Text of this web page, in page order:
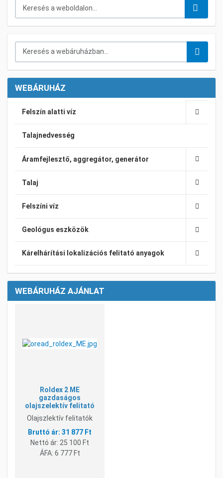
WEBÁRUHÁZ
Felszín alatti víz
Talajnedvesség
Áramfejlesztő, aggregátor, generátor
Talaj
Felszíni víz
Geológus eszközök
Kárelhárítási lokalizációs felitató anyagok
WEBÁRUHÁZ AJÁNLAT
Roldex 2 ME
gazdaságos
olajszelektív felitató
Olajszlektív felitatók
31 877 Ft
Nettó ár: 25 100 Ft
ÁFA: 6 777 Ft